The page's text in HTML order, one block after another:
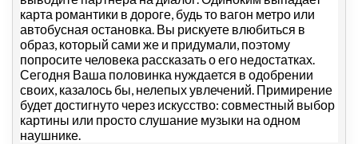
карта романтики в дороге, будь то вагон метро или
автобусная остановка. Вы рискуете влюбиться в
образ, который сами же и придумали, поэтому
попросите человека рассказать о его недостатках.
Сегодня Ваша половинка нуждается в одобрении
своих, казалось бы, нелепых увлечений. Примирение
будет достигнуто через искусство: совместный выбор
картины или просто слушание музыки на одном
наушнике.